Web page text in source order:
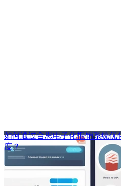
如何通过合思电子化报销系统
度？